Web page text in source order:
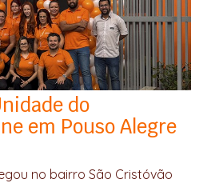
do
em Pouso Alegre
no bairro São Cristóvão